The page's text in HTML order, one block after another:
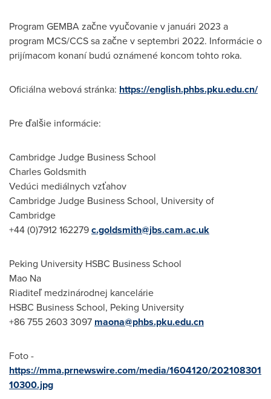
Program GEMBA začne vyučovanie v januári 2023 a
program MCS/CCS sa začne v septembri 2022. Informácie o
prijímacom konaní budú oznámené koncom tohto roka.
Oficiálna webová stránka: https://english.phbs.pku.edu.cn/
Pre ďalšie informácie:
CambridgeJudge Business School
Charles Goldsmith
Vedúci mediálnych vzťahov
CambridgeJudge Business School, University of
Cambridge
+44 (0)7912 162279c.goldsmith@jbs.cam.ac.uk
Peking University HSBC Business School
Mao Na
Riaditeľ medzinárodnej kancelárie
HSBC Business School, Peking University
+86 755 2603 3097 maona@phbs.pku.edu.cn
Foto -
https://mma.prnewswire.com/media/1604120/202108301
10300.jpg